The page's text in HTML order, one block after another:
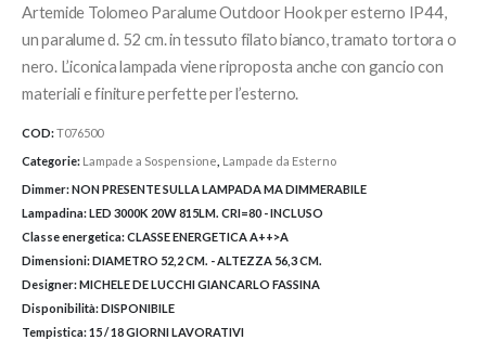
era:
951,60€.
è:
761,28€.
Artemide Tolomeo Paralume Outdoor Hook per esterno IP44,
un paralume d. 52 cm. in tessuto filato bianco, tramato tortora o
nero. L’iconica lampada viene riproposta anche con gancio con
materiali e finiture perfette per l’esterno.
COD:T076500
Categorie: Lampade a Sospensione Lampade da Esterno
Dimmer:NON PRESENTE SULLA LAMPADA MA DIMMERABILE
Lampadina:LED 3000K 20W 815LM. CRI=80 - INCLUSO
Classe energetica:CLASSE ENERGETICA A++>A
Dimensioni:DIAMETRO 52,2 CM. - ALTEZZA 56,3 CM.
Designer:MICHELE DE LUCCHI GIANCARLO FASSINA
Disponibilità:DISPONIBILE
Tempistica:15 / 18 GIORNI LAVORATIVI